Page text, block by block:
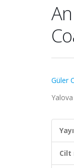
Güler
Cilt